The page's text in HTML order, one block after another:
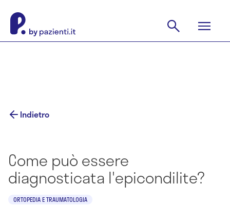
Indietro
Come può essere
diagnosticata l'epicondilite?
ORTOPEDIA E TRAUMATOLOGIA